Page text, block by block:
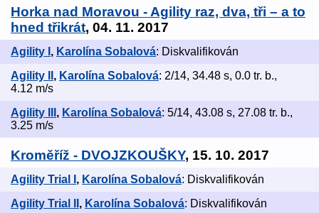
Horka nad Moravou - Agility raz, dva, tři – a to
hned třikrát, 04. 11. 2017
Agility I , Karolína Sobalová: Diskvalifikován
Agility II , Karolína Sobalová: 2/14, 34.48 s, 0.0 tr. b.,
4.12 m/s
Agility III , Karolína Sobalová: 5/14, 43.08 s, 27.08 tr. b.,
3.25 m/s
Kroměříž - DVOJZKOUŠKY, 15. 10. 2017
Agility Trial I , Karolína Sobalová: Diskvalifikován
Agility Trial II , Karolína Sobalová: Diskvalifikován